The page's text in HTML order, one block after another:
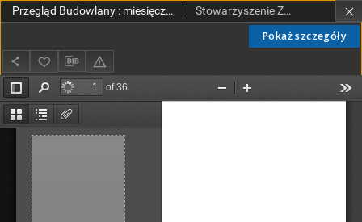
Pokaż szczegóły
Przegląd Budowlany : miesięcznik poświęcony sprawom budownictwa : organ Stowarzyszenia Zawodowego Przemysłowców Budowlanych R. P. R. XVIII nr 2 (1946) Stowarzyszenie Zawodowe Przemysłowców Budowlanych Rzeczypospolitej Polskiej.